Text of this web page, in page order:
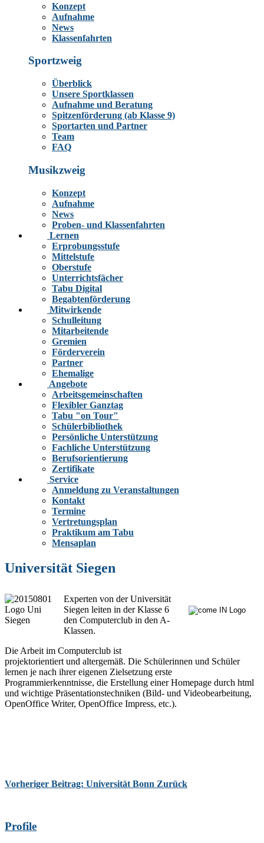
Konzept
Aufnahme
News
Klassenfahrten
Sportzweig
Überblick
Unsere Sportklassen
Aufnahme und Beratung
Spitzenförderung (ab Klasse 9)
Sportarten und Partner
Team
FAQ
Musikzweig
Konzept
Aufnahme
News
Proben- und Klassenfahrten
Lernen
Erprobungsstufe
Mittelstufe
Oberstufe
Unterrichtsfächer
Tabu Digital
Begabtenförderung
Mitwirkende
Schulleitung
Mitarbeitende
Gremien
Förderverein
Partner
Ehemalige
Angebote
Arbeitsgemeinschaften
Flexibler Ganztag
Tabu "on Tour"
Schülerbibliothek
Persönliche Unterstützung
Fachliche Unterstützung
Berufsorientierung
Zertifikate
Service
Anmeldung zu Veranstaltungen
Kontakt
Termine
Vertretungsplan
Praktikum am Tabu
Mensaplan
Universität Siegen
Experten von der Universität
Siegen leiten in der Klasse 6
den Computerclub in den A-
Klassen.
Die Arbeit im Computerclub ist
projektorientiert und altergemäß. Die Schülerinnen und Schüler
lernen je nach ihrer eigenen Zielsetzung erste
Programmierkenntnisse, die Erstellung einer Homepage durch html
und wichtige Präsentationstechniken (Bild- und Videobearbeitung,
OpenOffice Writer, OpenOffice Impress, etc.).
Vorheriger Beitrag: Universität Bonn Zurück
Profile